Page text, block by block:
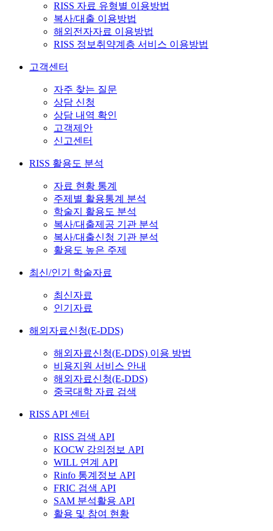
RISS 자료 유형별 이용방법
복사/대출 이용방법
해외전자자료 이용방법
RISS 정보취약계층 서비스 이용방법
고객센터
자주 찾는 질문
상담 신청
상담 내역 확인
고객제안
신고센터
RISS 활용도 분석
자료 현황 통계
주제별 활용통계 분석
학술지 활용도 분석
복사/대출제공 기관 분석
복사/대출신청 기관 분석
활용도 높은 주제
최신/인기 학술자료
최신자료
인기자료
해외자료신청(E-DDS)
해외자료신청(E-DDS) 이용 방법
비용지원 서비스 안내
해외자료신청(E-DDS)
중국대학 자료 검색
RISS API 센터
RISS 검색 API
KOCW 강의정보 API
WILL 연계 API
Rinfo 통계정보 API
FRIC 검색 API
SAM 분석활용 API
활용 및 참여 현황